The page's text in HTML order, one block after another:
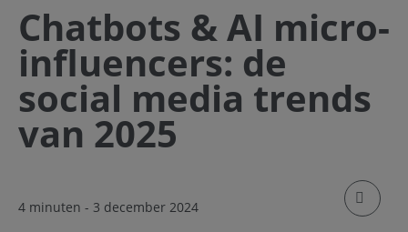
Chatbots & AI micro-
influencers: de
social media trends
van 2025
4 minuten - 3 december 2024
klik om